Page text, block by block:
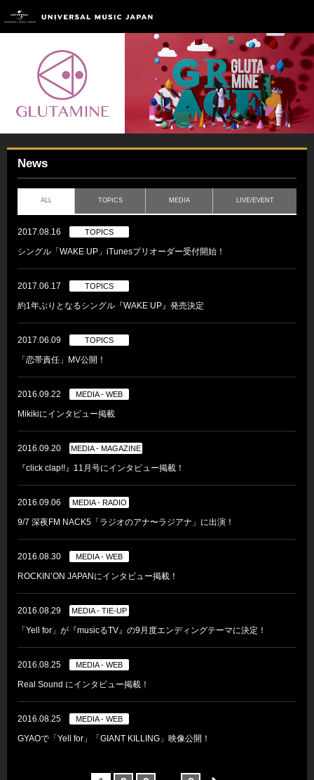
News
ALL TOPICS MEDIA LIVE/EVENT
2017.08.16 TOPICS
シングル「WAKE UP」iTunesプリオーダー受付開始！
2017.06.17 TOPICS
約1年ぶりとなるシングル『WAKE UP』発売決定
2017.06.09 TOPICS
「恋帯責任」MV公開！
2016.09.22 MEDIA - WEB
Mikikiにインタビュー掲載
2016.09.20 MEDIA - MAGAZINE
『click clap!!』11月号にインタビュー掲載！
2016.09.06 MEDIA - RADIO
9/7 深夜FM NACK5「ラジオのアナ〜ラジアナ」に出演！
2016.08.30 MEDIA - WEB
ROCKIN’ON JAPANにインタビュー掲載！
2016.08.29 MEDIA - TIE-UP
「Yell for」が『musicるTV』の9月度エンディングテーマに決定！
2016.08.25 MEDIA - WEB
Real Sound にインタビュー掲載！
2016.08.25 MEDIA - WEB
GYAOで「Yell for」「GIANT KILLING」映像公開！